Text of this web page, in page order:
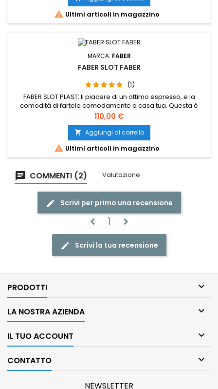
 Ultimi articoli in magazzino
MARCA: FABER
FABER SLOT FABER
(1)
FABER SLOT PLAST: Il piacere di un ottimo espresso, e la
comodità di fartelo comodamente a casa tua. Questa è
l’idea da cui nasce la nostra selezione dei migliori marchi di
caffè. Questa è l’idea da cui nasce Tipiliano!
Prezzo
110,00 €
 Aggiungi al carrello
 Ultimi articoli in magazzino
COMMENTI (2) Valutazione
Scrivi per primo una recensione
chevron_left 1 chevron_right
Scrivi la tua recensione
PRODOTTI 
LA NOSTRA AZIENDA 
IL TUO ACCOUNT 
CONTATTO 
NEWSLETTER